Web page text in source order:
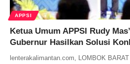
APPSI
Ketua Umum APPSI Rudy
Gubernur Hasilkan Solusi
lenterakalimantan.com, LOMBOK